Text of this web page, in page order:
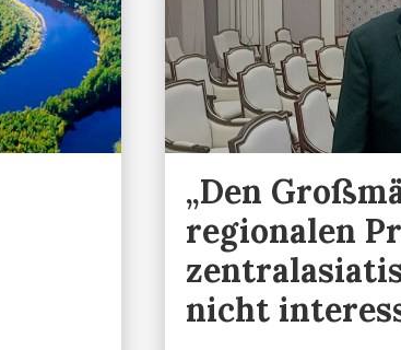
„Den
regionalen
nicht